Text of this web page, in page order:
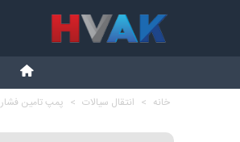
خانه > انتقال سیالات > پمپ تامین فشار